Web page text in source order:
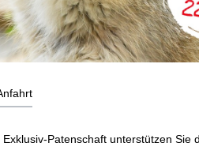
Patenschaft unterstützen